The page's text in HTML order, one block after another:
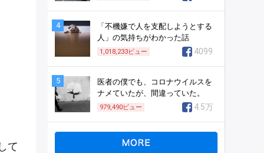
て
4
「不機嫌で人を支配しようとする
人」の気持ちがわかった話
1,018,233ビュー 4099
5
医者の僕でも、コロナウイルスを
ナメていたが、間違っていた。
979,490ビュー 4.5万